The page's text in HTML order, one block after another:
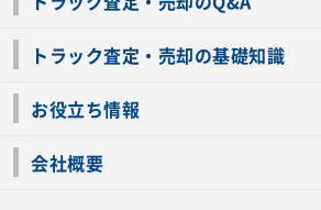
トラック査定・売却の基礎知識
お役立ち情報
会社概要